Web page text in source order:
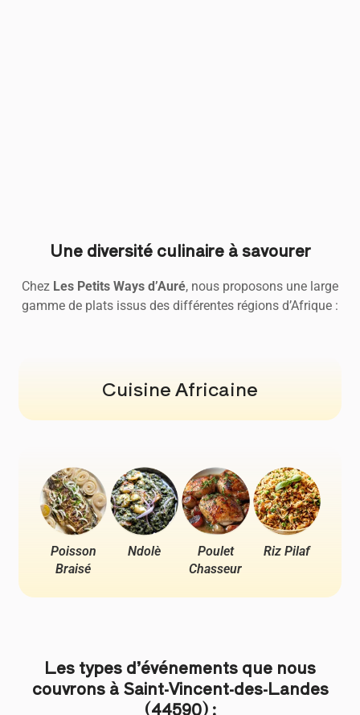
Une diversité culinaire à savourer
Chez Les Petits Ways d’Auré, nous proposons une large
gamme de plats issus des différentes régions d’Afrique :
Cuisine Africaine
Poisson
Braisé
Ndolè
Poulet
Chasseur
Riz Pilaf
Les types d’événements que nous
couvrons à Saint-Vincent-des-Landes
(44590) :